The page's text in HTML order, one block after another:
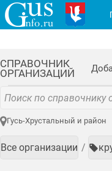
СПРАВОЧНИК
ОРГАНИЗАЦИЙ
Гусь-Хрустальный и район
Все организации